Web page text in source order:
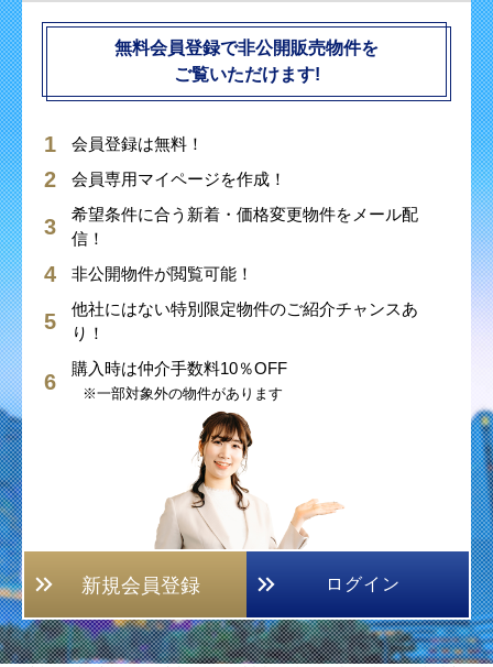
無料会員登録で非公開販売物件を
ご覧いただけます!
会員登録は無料！
会員専用マイページを作成！
希望条件に合う新着・価格変更物件をメール配
信！
非公開物件が閲覧可能！
他社にはない特別限定物件のご紹介チャンスあ
り！
購入時は仲介手数料10％OFF
※一部対象外の物件があります
新規会員登録 ログイン